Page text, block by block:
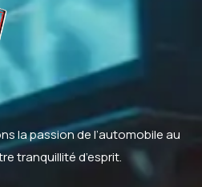
la passion de l’automobile au
tranquillité d’esprit.